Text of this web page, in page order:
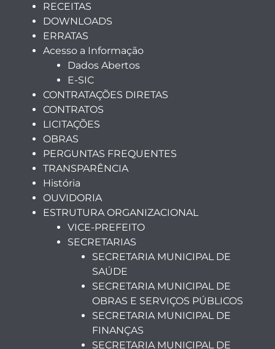
RECEITAS
DOWNLOADS
ERRATAS
Acesso a Informação
Dados Abertos
E-SIC
CONTRATAÇÕES DIRETAS
CONTRATOS
LICITAÇÕES
OBRAS
PERGUNTAS FREQUENTES
TRANSPARÊNCIA
História
OUVIDORIA
ESTRUTURA ORGANIZACIONAL
VICE-PREFEITO
SECRETARIAS
SECRETARIA MUNICIPAL DE
SAÚDE
SECRETARIA MUNICIPAL DE
OBRAS E SERVIÇOS PÚBLICOS
SECRETARIA MUNICIPAL DE
FINANÇAS
SECRETARIA MUNICIPAL DE